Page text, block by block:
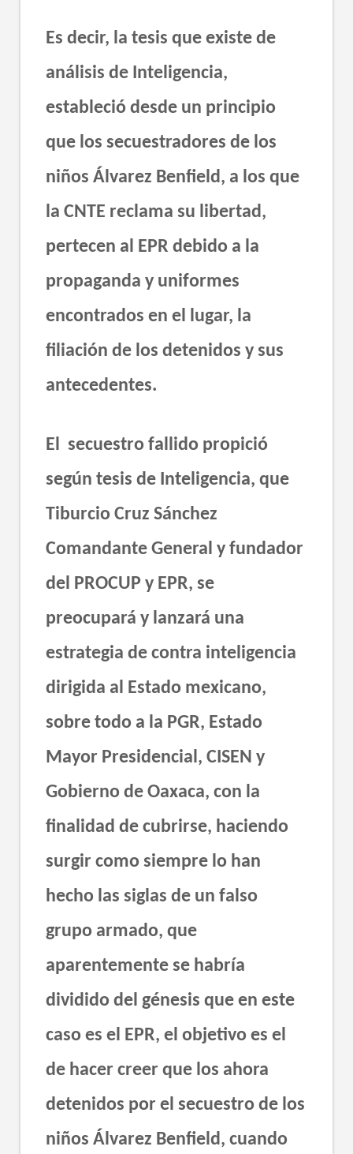
Es decir, la tesis que existe de
análisis de Inteligencia,
estableció desde un principio
que los secuestradores de los
niños Álvarez Benfield, a los que
la CNTE reclama su libertad,
pertecen al EPR debido a la
propaganda y uniformes
encontrados en el lugar, la
filiación de los detenidos y sus
antecedentes.
El secuestro fallido propició
según tesis de Inteligencia, que
Tiburcio Cruz Sánchez
Comandante General y fundador
del PROCUP y EPR, se
preocupará y lanzará una
estrategia de contra inteligencia
dirigida al Estado mexicano,
sobre todo a la PGR, Estado
Mayor Presidencial, CISEN y
Gobierno de Oaxaca, con la
finalidad de cubrirse, haciendo
surgir como siempre lo han
hecho las siglas de un falso
grupo armado, que
aparentemente se habría
dividido del génesis que en este
caso es el EPR, el objetivo es el
de hacer creer que los ahora
detenidos por el secuestro de los
niños Álvarez Benfield, cuando